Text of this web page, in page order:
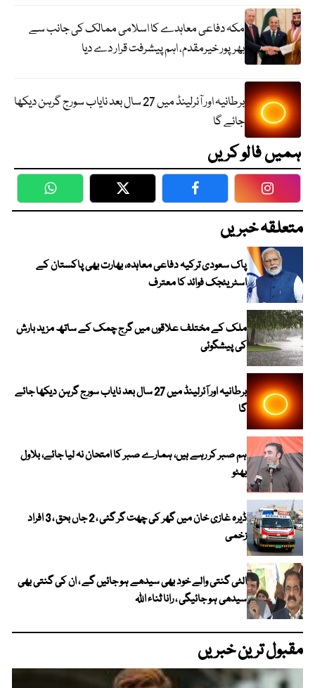
مکہ دفاعی معاہدے کا اسلامی ممالک کی جانب سے
بھرپور خیرمقدم، اہم پیشرفت قرار دے دیا
برطانیہ اور آئرلینڈ میں 27 سال بعد نایاب سورج گرہن دیکھا
جائے گا
ہمیں فالو کریں
WhatsApp Twitter Facebook
متعلقہ خبریں
پاک سعودی ترکیہ دفاعی معاہدہ، بھارت بھی پاکستان کے
اسٹریٹجک فوائد کا معترف
ملک کے مختلف علاقوں میں گرج چمک کے ساتھ مزید بارش
کی پیشگوئی
برطانیہ اور آئرلینڈ میں 27 سال بعد نایاب سورج گرہن دیکھا جائے
گا
ہم صبر کر رہے ہیں، ہمارے صبر کا امتحان نہ لیا جائے، بلاول
بھٹو
ڈیرہ غازی خان میں گھر کی چھت گر گئی ، 2 جاں بحق ، 3 افراد
زخمی
الٹی گنتی والے خود بھی سیدھے ہو جائیں گے ، ان کی گنتی بھی
سیدھی ہو جائیگی ، رانا ثناء اللہ
مقبول ترین خبریں